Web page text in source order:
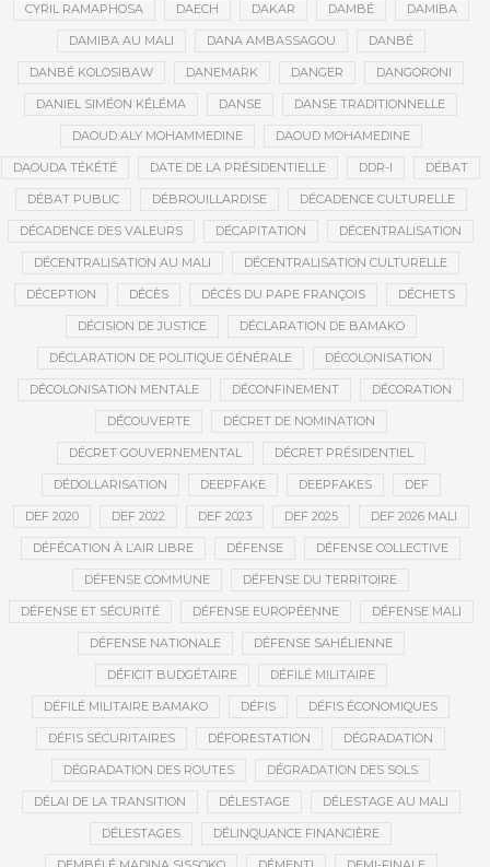
CYRIL RAMAPHOSA DAECH DAKAR DAMBÉ DAMIBA
DAMIBA AU MALI DANA AMBASSAGOU DANBÉ
DANBÉ KOLOSIBAW DANEMARK DANGER DANGORONI
DANIEL SIMÉON KÉLÉMA DANSE DANSE TRADITIONNELLE
DAOUD ALY MOHAMMEDINE DAOUD MOHAMEDINE
DAOUDA TÉKÉTÉ DATE DE LA PRÉSIDENTIELLE DDR-I DÉBAT
DÉBAT PUBLIC DÉBROUILLARDISE DÉCADENCE CULTURELLE
DÉCADENCE DES VALEURS DÉCAPITATION DÉCENTRALISATION
DÉCENTRALISATION AU MALI DÉCENTRALISATION CULTURELLE
DÉCEPTION DÉCÈS DÉCÈS DU PAPE FRANÇOIS DÉCHETS
DÉCISION DE JUSTICE DÉCLARATION DE BAMAKO
DÉCLARATION DE POLITIQUE GÉNÉRALE DÉCOLONISATION
DÉCOLONISATION MENTALE DÉCONFINEMENT DÉCORATION
DÉCOUVERTE DÉCRET DE NOMINATION
DÉCRET GOUVERNEMENTAL DÉCRET PRÉSIDENTIEL
DÉDOLLARISATION DEEPFAKE DEEPFAKES DEF
DEF 2020 DEF 2022 DEF 2023 DEF 2025 DEF 2026 MALI
DÉFÉCATION À L’AIR LIBRE DÉFENSE DÉFENSE COLLECTIVE
DÉFENSE COMMUNE DÉFENSE DU TERRITOIRE
DÉFENSE ET SÉCURITÉ DÉFENSE EUROPÉENNE DÉFENSE MALI
DÉFENSE NATIONALE DÉFENSE SAHÉLIENNE
DÉFICIT BUDGÉTAIRE DÉFILÉ MILITAIRE
DÉFILÉ MILITAIRE BAMAKO DÉFIS DÉFIS ÉCONOMIQUES
DÉFIS SÉCURITAIRES DÉFORESTATION DÉGRADATION
DÉGRADATION DES ROUTES DÉGRADATION DES SOLS
DÉLAI DE LA TRANSITION DÉLESTAGE DÉLESTAGE AU MALI
DÉLESTAGES DÉLINQUANCE FINANCIÈRE